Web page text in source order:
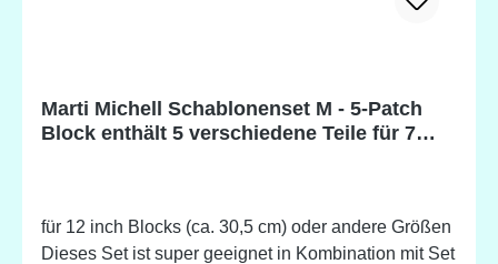
Marti Michell Schablonenset M - 5-Patch
Block enthält 5 verschiedene Teile für 7
für 12 inch Blocks (ca. 30,5 cm) oder andere Größen
Dieses Set ist super geeignet in Kombination mit Set